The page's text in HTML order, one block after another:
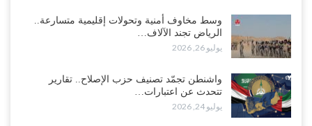
وسط مخاوف أمنية وتحولات إقليمية متسارعة..
الرياض تجند الآلاف…
يوليو 26, 2026
واشنطن تجمّد تصنيف حزب الإصلاح.. تقارير
تتحدث عن اعتبارات…
يوليو 24, 2026